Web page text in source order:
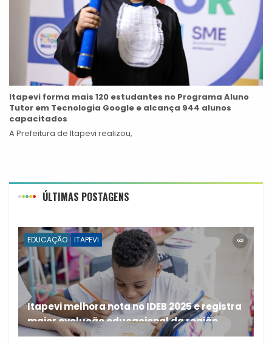
Itapevi forma mais 120 estudantes no Programa Aluno
Tutor em Tecnologia Google e alcança 944 alunos
capacitados
A Prefeitura de Itapevi realizou,
ÚLTIMAS POSTAGENS
EDUCAÇÃO ITAPEVI
Itapevi melhora nota no IDEB 2025 e registra
maior evolução educacional da região
A rede municipal de ensino